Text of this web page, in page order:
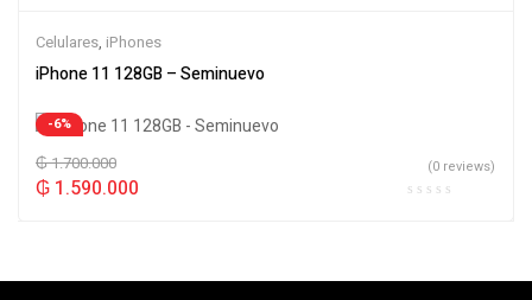
Celulares, iPhones
iPhone 11 128GB – Seminuevo
-6%
₲1.700.000
₲ 1.590.000
(0 reviews)